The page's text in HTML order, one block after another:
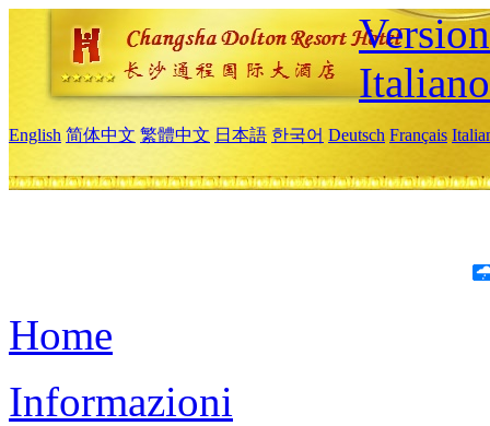
Italiano
English 简体中文 繁體中文 日本語 한국어 Deutsch Français
Home
Informazioni